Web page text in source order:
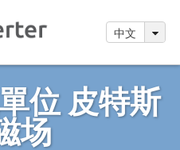
中文
位 皮特斯
场